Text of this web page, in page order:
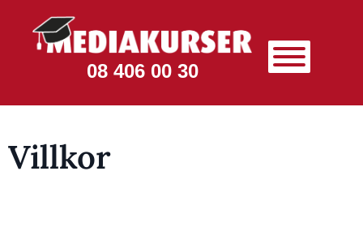
08 406 00 30
Villkor